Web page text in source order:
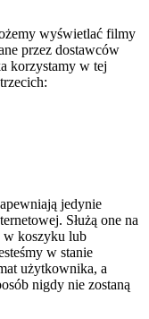
wyświetlać filmy
przez dostawców
korzystamy w tej
jedynie
Służą one na
w koszyku lub
w stanie
użytkownika, a
nigdy nie zostaną